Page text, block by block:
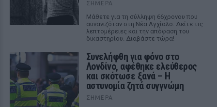
ΣΉΜΕΡΑ
Μάθετε για τη σύλληψη 66χρονου που
αυνανιζόταν στη Νέα Αγχίαλο. Δείτε τις
λεπτομέρειες και την απόφαση του
δικαστηρίου. Διαβάστε τώρα!
Συνελήφθη για φόνο στο
Λονδίνο, αφέθηκε ελεύθερος
και σκότωσε ξανά – Η
αστυνομία ζητά συγγνώμη
ΣΉΜΕΡΑ